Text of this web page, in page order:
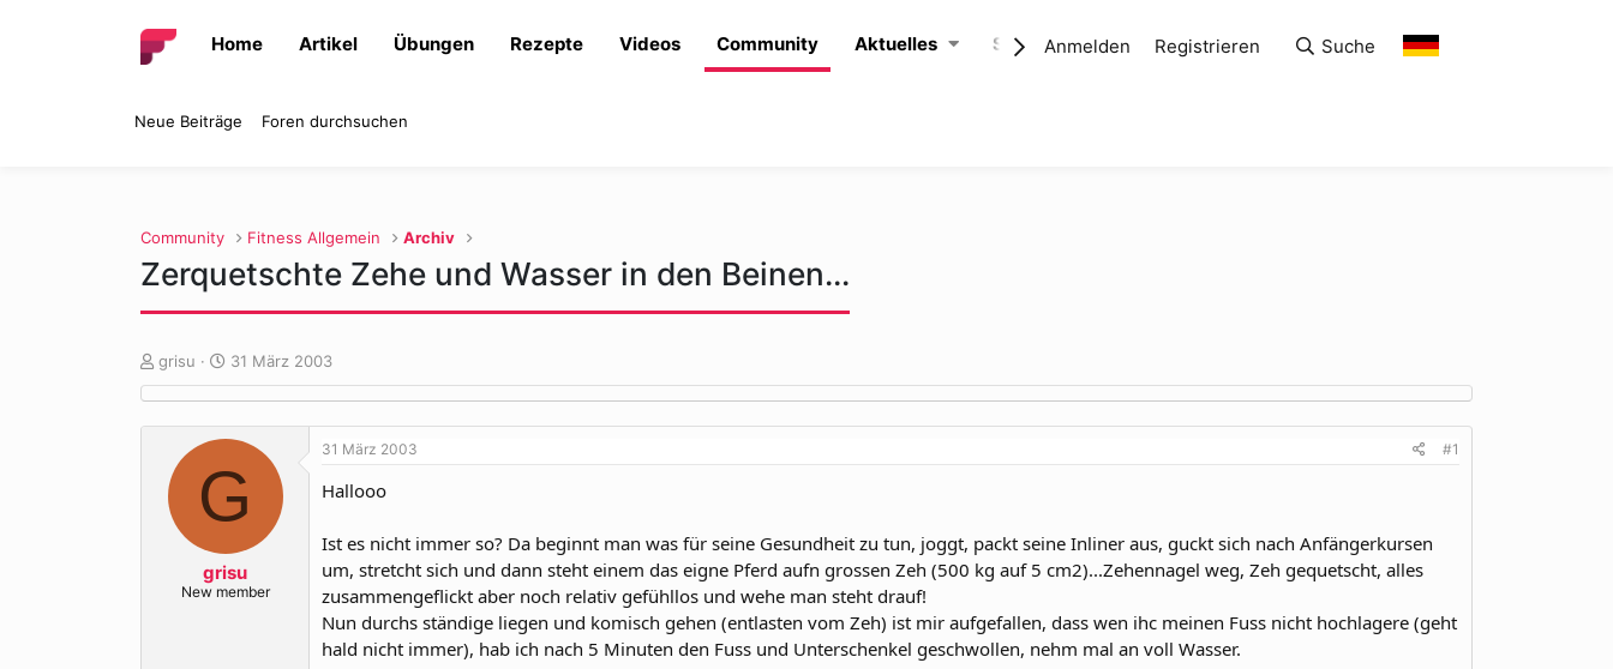
Home Artikel Übungen Rezepte Videos Community Aktuelles Shop Anmelden Registrieren Suche
Neue Beiträge Foren durchsuchen
Community Fitness Allgemein Archiv
Zerquetschte Zehe und Wasser in den Beinen...
E
r
s
t
grisu
E
r
s
t
l
l
t
m
31 März 2003
G
grisu
New member
31 März 2003 #1
Hallooo
Ist es nicht immer so? Da beginnt man was für seine Gesundheit zu tun, joggt, packt seine Inliner aus, guckt sich nach Anfängerkursen
um, stretcht sich und dann steht einem das eigne Pferd aufn grossen Zeh (500 kg auf 5 cm2)...Zehennagel weg, Zeh gequetscht, alles
zusammengeflickt aber noch relativ gefühllos und wehe man steht drauf!
Nun durchs ständige liegen und komisch gehen (entlasten vom Zeh) ist mir aufgefallen, dass wen ihc meinen Fuss nicht hochlagere (geht
hald nicht immer), hab ich nach 5 Minuten den Fuss und Unterschenkel geschwollen, nehm mal an voll Wasser.